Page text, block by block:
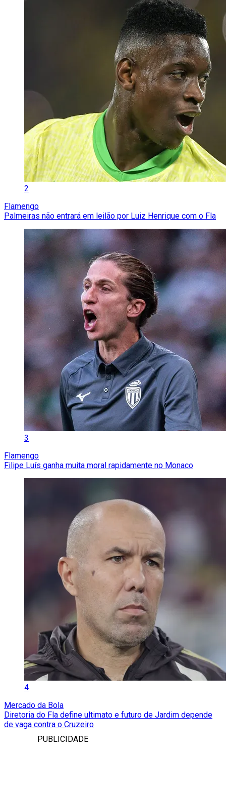
2
Flamengo
Palmeiras não entrará em leilão por Luiz Henrique com o Fla
3
Flamengo
Filipe Luís ganha muita moral rapidamente no Monaco
4
Mercado da Bola
Diretoria do Fla define ultimato e futuro de Jardim depende
de vaga contra o Cruzeiro
PUBLICIDADE